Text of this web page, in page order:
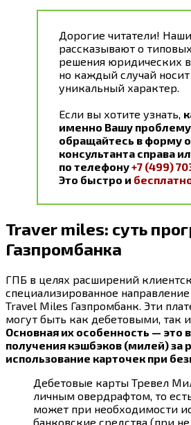
Дорогие читатели!
рассказывают о
решения юридических
но каждый случай носит
уникальный характер.
Если вы хотите узнать,
именно Вашу
обращайтесь в форму
консультанта справа
по телефону+7 (499)
Это быстро и
Traver miles: суть
Газпромбанка
ГПБ в целях расширений
специализированное
Travel Miles Газпромбанк. Эти
могут быть как дебетовыми, так
Основная их особенность — это
получения кэшбэков (милей) за
использование карточек при
Дебетовые карты Тревел
личным овердрафтом, то
может при необходимости
банковские средства (при